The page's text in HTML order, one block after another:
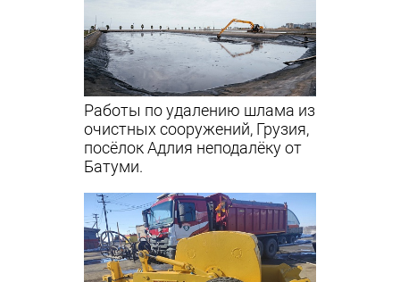
Работы по удалению шлама из
очистных сооружений, Грузия,
посёлок Адлия неподалёку от
Батуми.